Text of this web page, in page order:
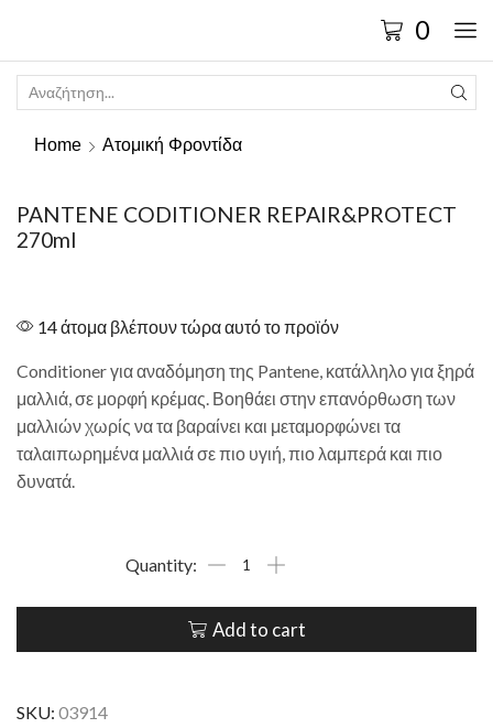
0
Home Ατομική Φροντίδα
PANTENE CODITIONER REPAIR&PROTECT
270ml
14 άτομα βλέπουν τώρα αυτό το προϊόν
Conditioner για αναδόμηση της Pantene, κατάλληλο για ξηρά
μαλλιά, σε μορφή κρέμας. Βοηθάει στην επανόρθωση των
μαλλιών χωρίς να τα βαραίνει και μεταμορφώνει τα
ταλαιπωρημένα μαλλιά σε πιο υγιή, πιο λαμπερά και πιο
δυνατά.
Add to cart
SKU: 03914